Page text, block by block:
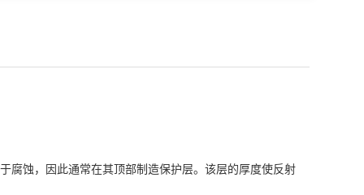
腐蚀，因此通常在其顶部制造保护层。该层的厚度使反射